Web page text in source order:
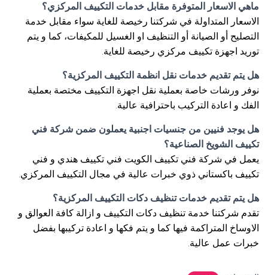
ماهي الاسعار المتوفرة مقابل خدمات التكييف المركزي؟
الاسعار المتداولة في شركتنا رخيصة للغاية سواء مقابل خدمة
التصليح أو الصيانة أو التنظيف او الغسيل للمكيفات، كما و يتم
توريد اجهزة تكييف مركزي رخيصة للغاية.
هل يتم تقديم خدمات نقل انظمة التكييف المركزية؟
نوفر ورشات خاصة بعملية نقل اجهزة التكييف مختصة بعملية
الفك و اعادة التركيب باحترافية عالية.
هل يوجد فنيين من جنسيات اجنبية يعملون ضمن شركة فني
تكييف الشويخ الصناعية؟
يعمل في شركة فني تكييف الكويت فني تكييف هندي و فني
تكييف باكستاني ذوي خبرات عالية في مجال التكييف المركزي.
هل يتم تقديم خدمات تنظيف دكات التكييف المركزية؟
تقدم شركتنا خدمة تنظيف دكات التكييف و ازالة كافة العوالق و
الاوساخ المتراكمة فيها كما و يتم فكها و اعادة تركيبها بفضل
خبرات عمل عالية.